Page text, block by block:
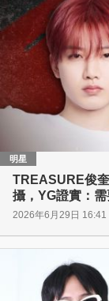
明星
TREASURE俊
攝，YG證實：
2026年6月29日 16:41